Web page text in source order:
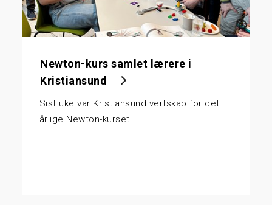
Newton-kurs samlet lærere i
Kristiansund
Sist uke var Kristiansund vertskap for det
årlige Newton-kurset.